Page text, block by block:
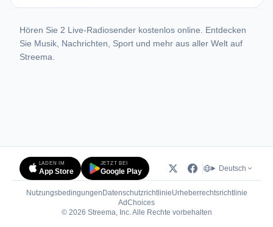
Hören Sie 2 Live-Radiosender kostenlos online. Entdecken
Sie Musik, Nachrichten, Sport und mehr aus aller Welt auf
Streema.
LADEN IM
App Store
JETZT BEI
Google Play Deutsch
Nutzungsbedingungen DatenschutzrichtlinieUrheberrechtsrichtlinie
AdChoices(öffnet in neuem Tab)
© 2026 Streema, Inc. Alle Rechte vorbehalten